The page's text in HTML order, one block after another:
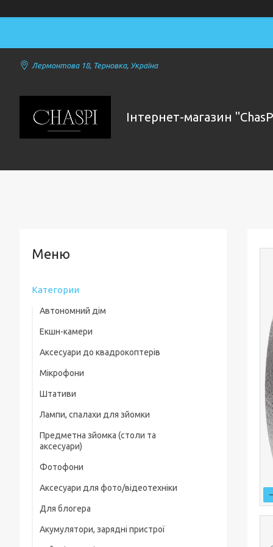
Лермонтова 18, Терновка, Україна
Інтернет-магазин
Категории
Автономний дім
Екшн-камери
Аксесуари до квадрокоптерів
Комплектуючі для квадрокоптерів
Кейси для квадрокоптерів
Фільтри, лінзи
Пропелери та захист
Зарядні пристрої
Скидання вантажу
Мікрофони
Штативи
Лампи, спалахи для зйомки
Предметна зйомка (столи та
аксесуари)
Предметні столи
Лайткуби (фотобокси)
Аксесуари для предметного знімання
Генератор дыма
Фотофони
Аксесуари для фото/відеотехніки
Фільтри, лінзи
Захисні чохли, плівки
Для блогера
Рамки, тримачі, ріги
Акумулятори, зарядні пристрої